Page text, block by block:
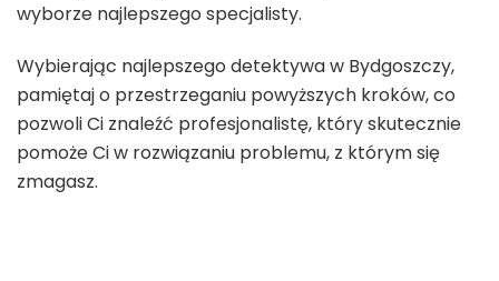
wyborze najlepszego specjalisty.
Wybierając najlepszego detektywa w Bydgoszczy,
pamiętaj o przestrzeganiu powyższych kroków, co
pozwoli Ci znaleźć profesjonalistę, który skutecznie
pomoże Ci w rozwiązaniu problemu, z którym się
zmagasz.